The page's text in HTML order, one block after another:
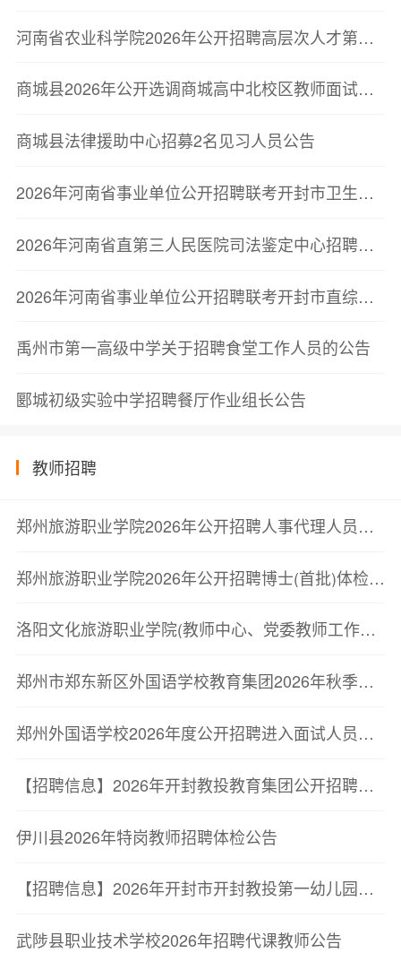
河南省农业科学院2026年公开招聘高层次人才第二轮面试成绩公示与体检公告
商城县2026年公开选调商城高中北校区教师面试公告
商城县法律援助中心招募2名见习人员公告
2026年河南省事业单位公开招聘联考开封市卫生类岗位进入考察人员公告
2026年河南省直第三人民医院司法鉴定中心招聘工作人员7名公告
2026年河南省事业单位公开招聘联考开封市直综合类岗位考察公告
禹州市第一高级中学关于招聘食堂工作人员的公告
郾城初级实验中学招聘餐厅作业组长公告
教师招聘
郑州旅游职业学院2026年公开招聘人事代理人员体检通知
郑州旅游职业学院2026年公开招聘博士(首批)体检通知
洛阳文化旅游职业学院(教师中心、党委教师工作部)2026年公开招聘教师考察公告
郑州市郑东新区外国语学校教育集团2026年秋季招聘教师公告
郑州外国语学校2026年度公开招聘进入面试人员公告
【招聘信息】2026年开封教投教育集团公开招聘公告
伊川县2026年特岗教师招聘体检公告
【招聘信息】2026年开封市开封教投第一幼儿园公开招聘公告
武陟县职业技术学校2026年招聘代课教师公告